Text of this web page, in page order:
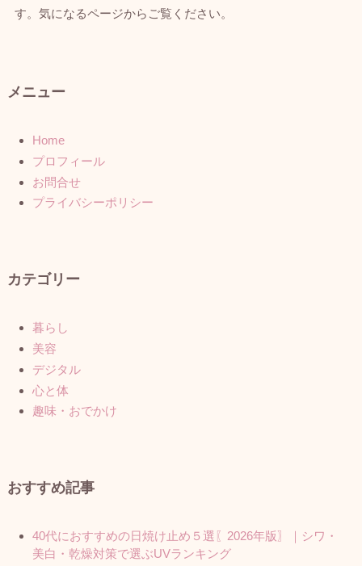
す。気になるページからご覧ください。
メニュー
Home
プロフィール
お問合せ
プライバシーポリシー
カテゴリー
暮らし
美容
デジタル
心と体
趣味・おでかけ
おすすめ記事
40代におすすめの日焼け止め５選〖2026年版〗｜シワ・
美白・乾燥対策で選ぶUVランキング